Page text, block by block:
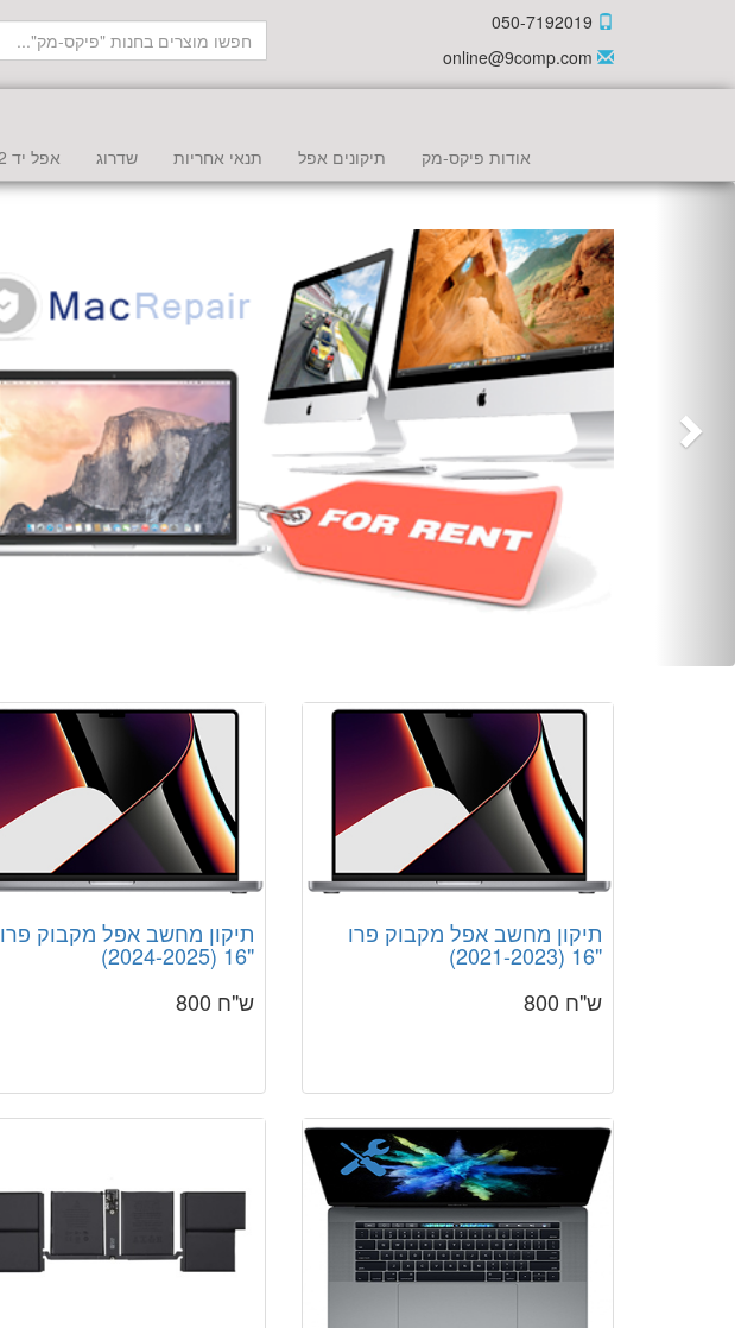
online@9comp.com
אודות פיקס-מק תיקונים אפל תנאי אחריות שדרוג אפל יד 2
תיקון מחשב אפל מקבוק פרו
"16 (2024-2025)
ש"ח 800
תיקון מחשב אפל מקבוק פרו
"16 (2021-2023)
ש"ח 800